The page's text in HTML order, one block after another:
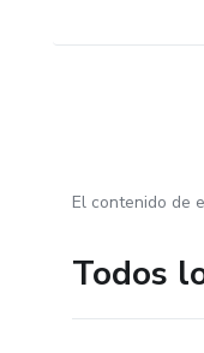
El contenido de
Todos